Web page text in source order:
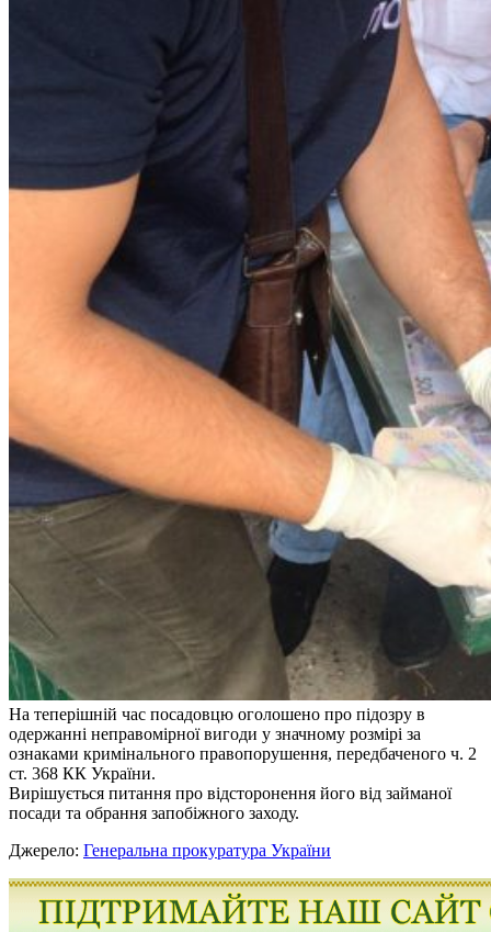
На теперішній час посадовцю оголошено про підозру в
одержанні неправомірної вигоди у значному розмірі за
ознаками кримінального правопорушення, передбаченого ч. 2
ст. 368 КК України.
Вирішується питання про відсторонення його від займаної
посади та обрання запобіжного заходу.
Джерело: Генеральна прокуратура України